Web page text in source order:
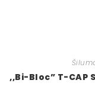
,,Bi-Bloc” T-CAP